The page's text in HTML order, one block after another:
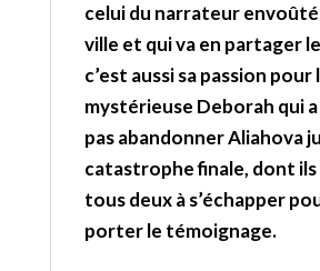
celui du narrateur
ville et qui va en partager
c’est aussi sa passion pour
mystérieuse Deborah qui
pas abandonner Aliahova
catastrophe finale, dont
tous deux à s’échapper
porter le témoignage.